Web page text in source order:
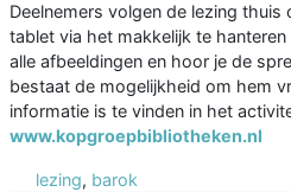
Deelnemers volgen de lezing
tablet via het makkelijk te
alle afbeeldingen en hoor je de
bestaat de mogelijkheid om hem
informatie is te vinden in het
www.kopgroepbibliotheken.nl
lezing, barok